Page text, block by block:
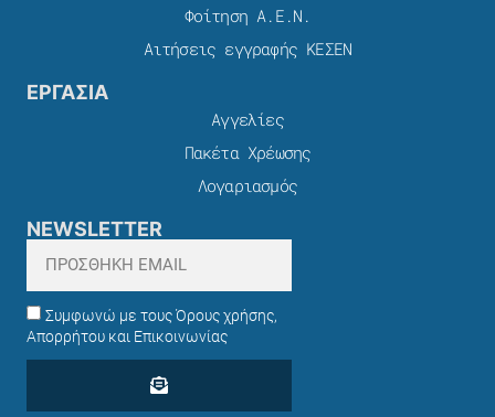
Φοίτηση Α.Ε.Ν.
Αιτήσεις εγγραφής ΚΕΣΕΝ
ΕΡΓΑΣΙΑ
Αγγελίες
Πακέτα Χρέωσης​
Λογαριασμός
NEWSLETTER
Συμφωνώ με τους Όρους χρήσης,
Απορρήτου και Επικοινωνίας